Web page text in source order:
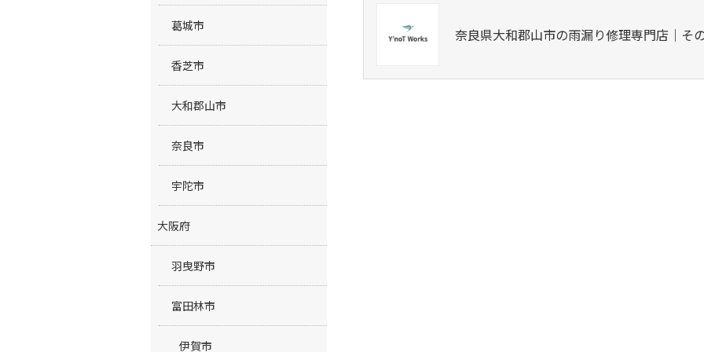
奈良県大和郡山市の雨漏り修理専門店｜そ
葛城市
香芝市
大和郡山市
奈良市
宇陀市
大阪府
羽曳野市
富田林市
伊賀市